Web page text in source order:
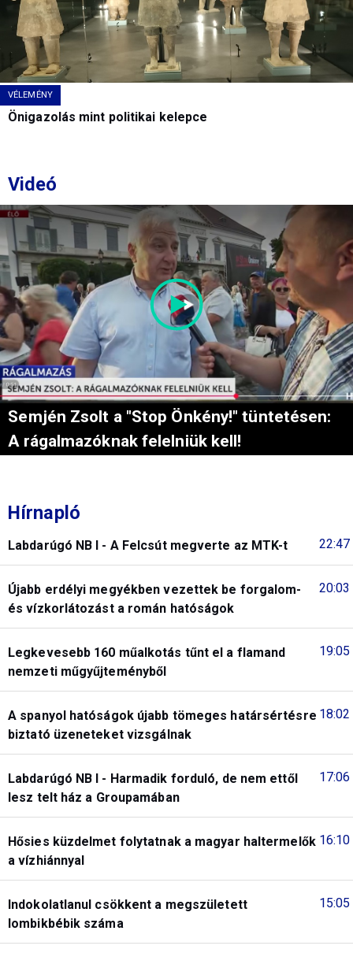
VÉLEMÉNY
Önigazolás mint politikai kelepce
Videó
Semjén Zsolt a "Stop Önkény!" tüntetésen:
A rágalmazóknak felelniük kell!
Hírnapló
22:47
Labdarúgó NB I - A Felcsút megverte az MTK-t
20:03
Újabb erdélyi megyékben vezettek be forgalom-
és vízkorlátozást a román hatóságok
19:05
Legkevesebb 160 műalkotás tűnt el a flamand
nemzeti műgyűjteményből
18:02
A spanyol hatóságok újabb tömeges határsértésre
biztató üzeneteket vizsgálnak
17:06
Labdarúgó NB I - Harmadik forduló, de nem ettől
lesz telt ház a Groupamában
16:10
Hősies küzdelmet folytatnak a magyar haltermelők
a vízhiánnyal
15:05
Indokolatlanul csökkent a megszületett
lombikbébik száma